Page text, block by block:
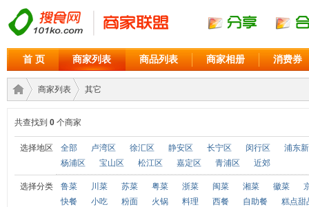
首 页 商家列表 商品列表 商家相册 消费券
商家›
商家列表
›
其它
共查找到 0 个商家
选择地区 全部 卢湾区 徐汇区 静安区 长宁区 闵行区
浦东
杨浦区
宝山区 松江区 嘉定区 青浦区 近郊
选择分类 鲁菜 川菜 苏菜 粤菜 浙菜 闽菜 湘菜 徽菜
快餐
小吃 粉面 火锅 料理 西餐 自助餐 糕点甜